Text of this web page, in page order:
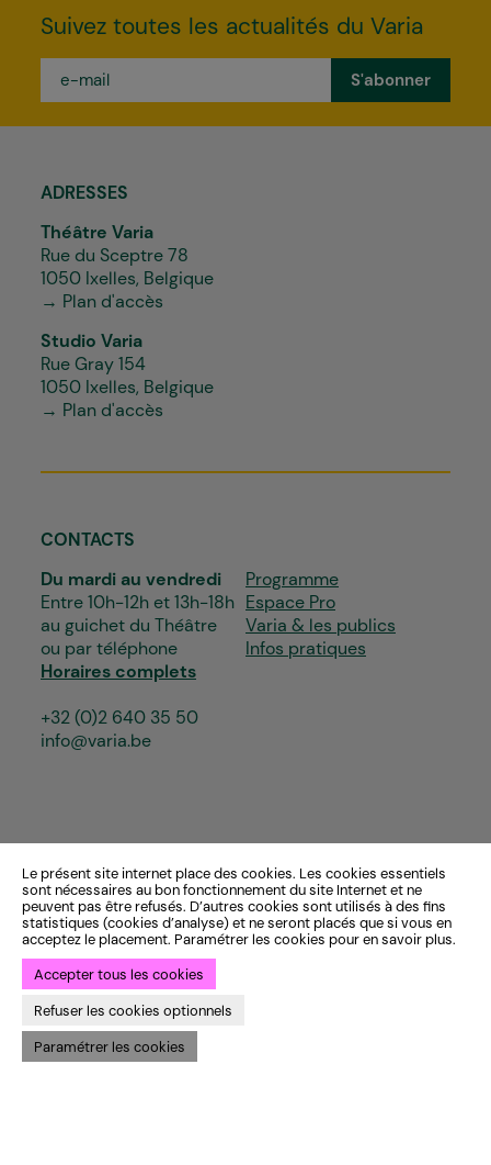
Le présent site internet place des cookies. Les cookies essentiels
sont nécessaires au bon fonctionnement du site Internet et ne
peuvent pas être refusés. D’autres cookies sont utilisés à des fins
statistiques (cookies d’analyse) et ne seront placés que si vous en
acceptez le placement. Paramétrer les cookies pour en savoir plus.
Accepter tous les cookies
Refuser les cookies optionnels
Paramétrer les cookies
Suivez toutes les actualités du Varia
mail
ADRESSES
Théâtre Varia
Rue du Sceptre 78
1050 Ixelles, Belgique
→ Plan d'accès
Studio Varia
Rue Gray 154
1050 Ixelles, Belgique
→ Plan d'accès
CONTACTS
Du mardi au vendredi
Entre 10h-12h et 13h-18h
au guichet du Théâtre
ou par téléphone
Horaires complets
+32 (0)2 640 35 50
info@varia.be
Programme
Espace Pro
Varia & les publics
Infos pratiques